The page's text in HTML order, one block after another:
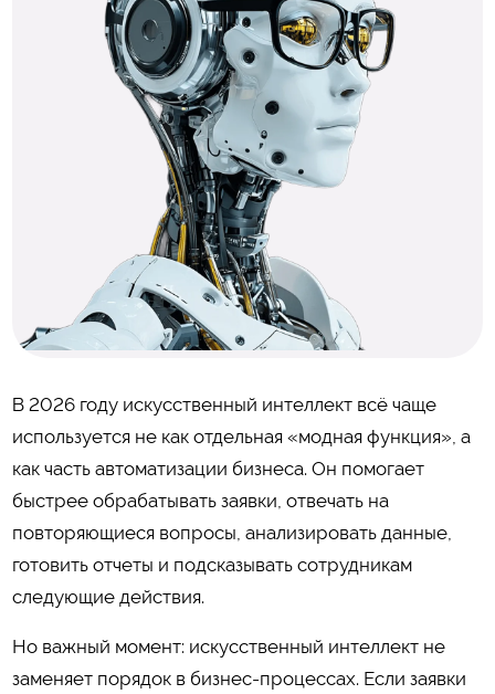
В 2026 году искусственный интеллект всё чаще
используется не как отдельная «модная функция», а
как часть автоматизации бизнеса. Он помогает
быстрее обрабатывать заявки, отвечать на
повторяющиеся вопросы, анализировать данные,
готовить отчеты и подсказывать сотрудникам
следующие действия.
Но важный момент: искусственный интеллект не
заменяет порядок в бизнес-процессах. Если заявки